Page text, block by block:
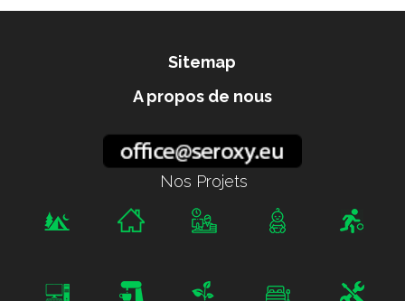
Sitemap
A propos de nous
Nos Projets